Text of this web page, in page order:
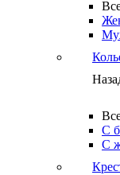
С
С